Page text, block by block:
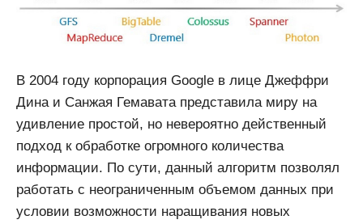
В 2004 году корпорация Google в лице Джеффри
Дина и Санжая Гемавата представила миру на
удивление простой, но невероятно действенный
подход к обработке огромного количества
информации. По сути, данный алгоритм позволял
работать с неограниченным объемом данных при
условии возможности наращивания новых